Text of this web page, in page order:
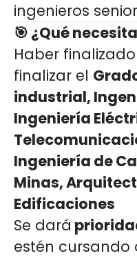
ingenieros
🎯 ¿Qué
Haber
finalizar el
industrial,
Ingeniería
Ingeniería de
Minas,
Edificaciones
Se dará
estén